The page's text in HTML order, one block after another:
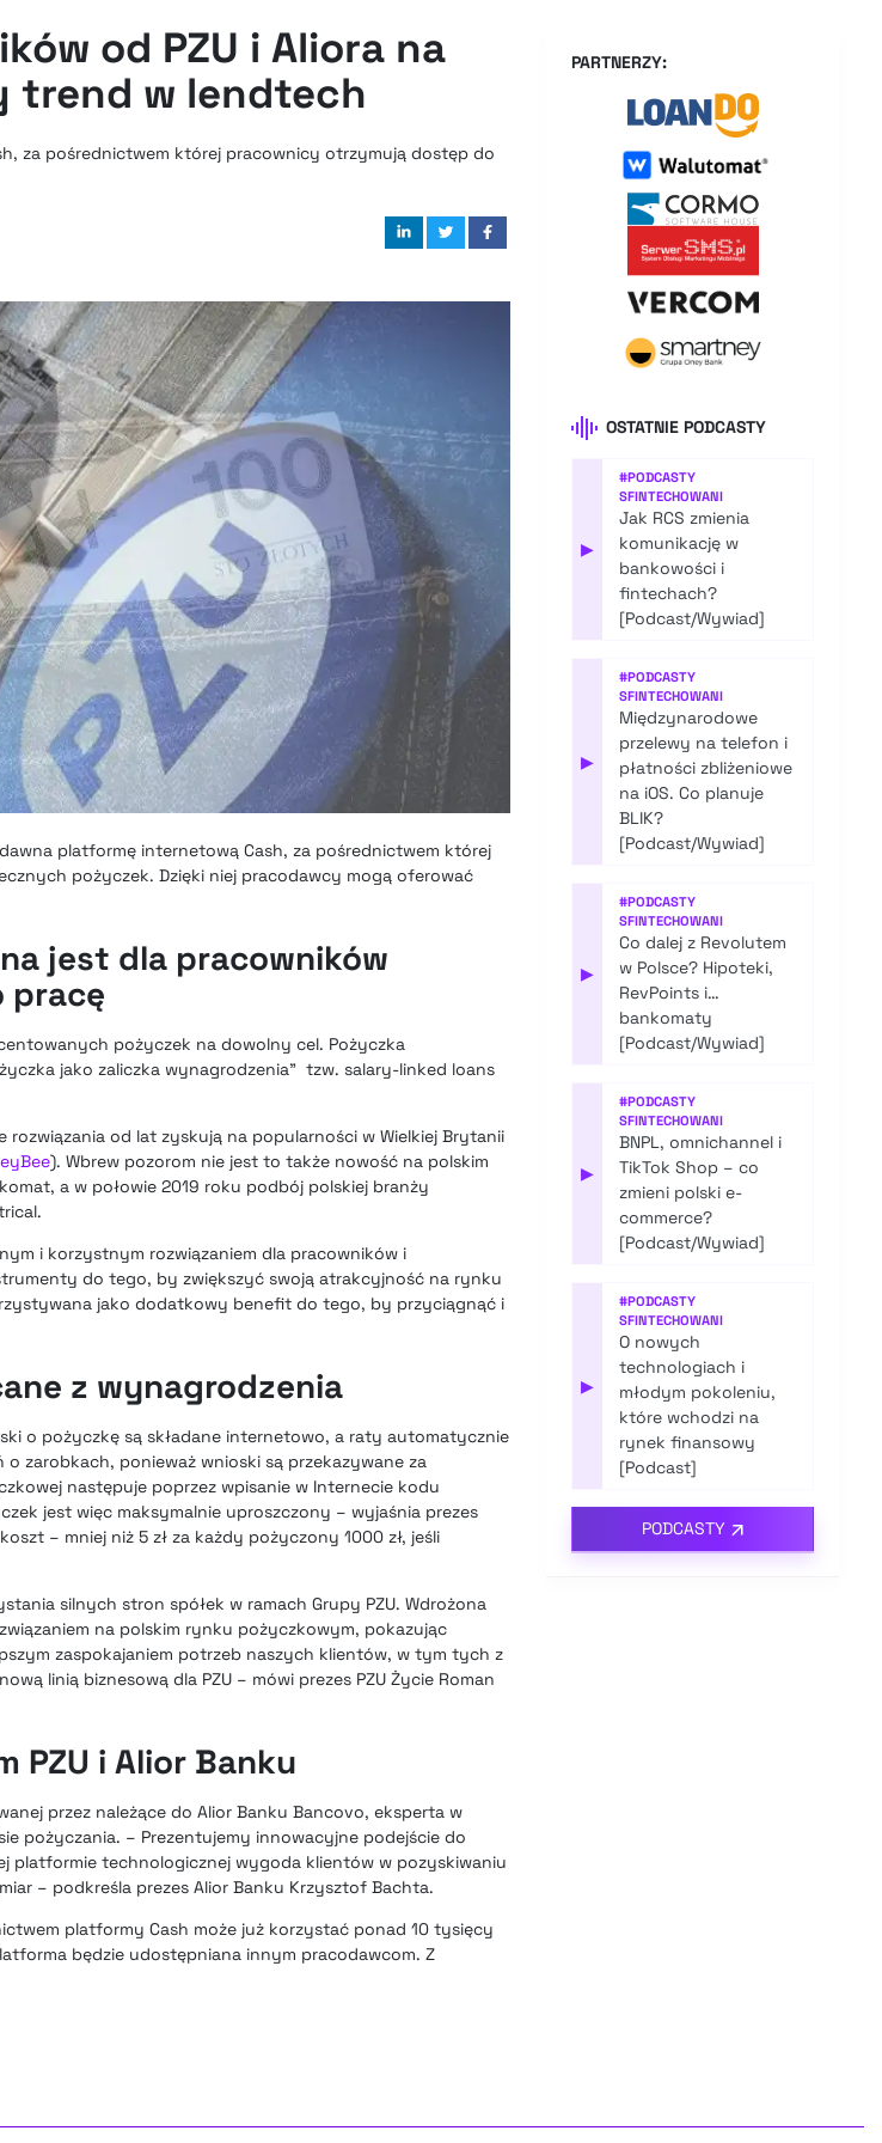
od PZU i Aliora na
trend w lendtech
za pośrednictwem której pracownicy otrzymują dostęp do
platformę internetową Cash, za pośrednictwem której
pożyczek. Dzięki niej pracodawcy mogą oferować
jest dla pracowników
pracę
pożyczek na dowolny cel. Pożyczka
jako zaliczka wynagrodzenia” tzw. salary-linked loans
od lat zyskują na popularności w Wielkiej Brytanii
). Wbrew pozorom nie jest to także nowość na polskim
, a w połowie 2019 roku podbój polskiej branży
.
i korzystnym rozwiązaniem dla pracowników i
do tego, by zwiększyć swoją atrakcyjność na rynku
jako dodatkowy benefit do tego, by przyciągnąć i
z wynagrodzenia
o pożyczkę są składane internetowo, a raty automatycznie
zarobkach, ponieważ wnioski są przekazywane za
następuje poprzez wpisanie w Internecie kodu
jest więc maksymalnie uproszczony – wyjaśnia prezes
– mniej niż 5 zł za każdy pożyczony 1000 zł, jeśli
silnych stron spółek w ramach Grupy PZU. Wdrożona
na polskim rynku pożyczkowym, pokazując
zaspokajaniem potrzeb naszych klientów, w tym tych z
linią biznesową dla PZU – mówi prezes PZU Życie Roman
PZU i Alior Banku
przez należące do Alior Banku Bancovo, eksperta w
pożyczania. – Prezentujemy innowacyjne podejście do
technologicznej wygoda klientów w pozyskiwaniu
– podkreśla prezes Alior Banku Krzysztof Bachta.
platformy Cash może już korzystać ponad 10 tysięcy
będzie udostępniana innym pracodawcom. Z
PARTNERZY:
OSTATNIE PODCASTY
▶
#PODCASTY
SFINTECHOWANI
Jak RCS zmienia
komunikację w
bankowości i
fintechach?
[Podcast/Wywiad]
▶
#PODCASTY
SFINTECHOWANI
Międzynarodowe
przelewy na telefon i
płatności zbliżeniowe
na iOS. Co planuje
BLIK?
[Podcast/Wywiad]
▶
#PODCASTY
SFINTECHOWANI
Co dalej z Revolutem
w Polsce? Hipoteki,
RevPoints i…
bankomaty
[Podcast/Wywiad]
▶
#PODCASTY
SFINTECHOWANI
BNPL, omnichannel i
TikTok Shop – co
zmieni polski e-
commerce?
[Podcast/Wywiad]
▶
#PODCASTY
SFINTECHOWANI
O nowych
technologiach i
młodym pokoleniu,
które wchodzi na
rynek finansowy
[Podcast]
PODCASTY